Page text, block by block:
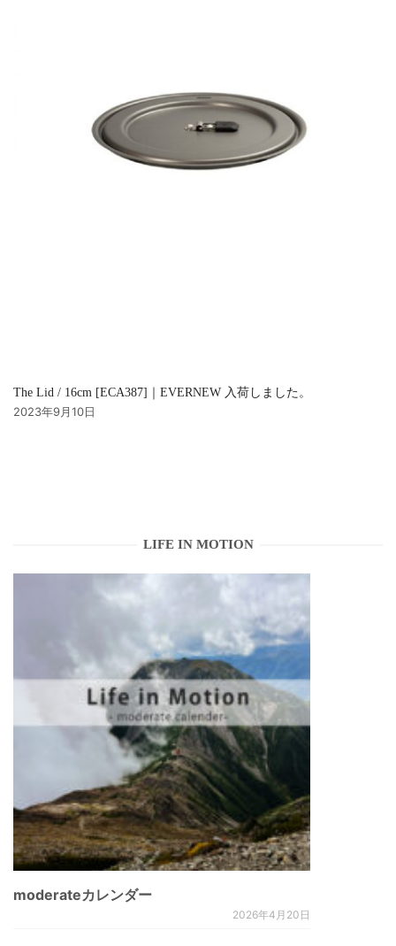
The Lid / 16cm [ECA387]｜EVERNEW 入荷しました。
2023年9月10日
LIFE IN MOTION
moderateカレンダー
2026年4月20日